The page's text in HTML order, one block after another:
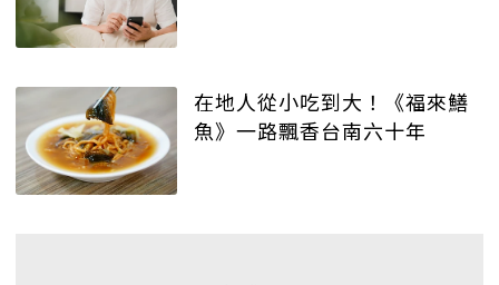
在地人從小吃到大！《福來鱔
魚》一路飄香台南六十年